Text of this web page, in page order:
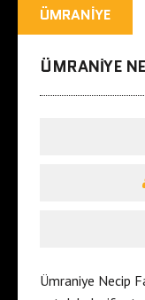
ÜMRANIYE
ÜMRANIYE
Ümraniye Necip